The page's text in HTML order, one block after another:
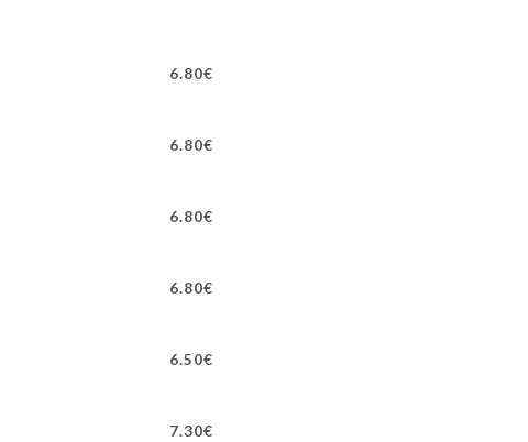
6.80€
6.80€
6.80€
6.80€
6.50€
7.30€